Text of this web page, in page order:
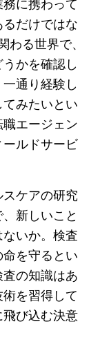
に携わって
だけではな
わる世界で、
かを確認し
通り経験し
みたいとい
エージェン
ールドサービ
ケアの研究
新しいこと
いか。検査
を守るとい
の知識はあ
を習得して
び込む決意